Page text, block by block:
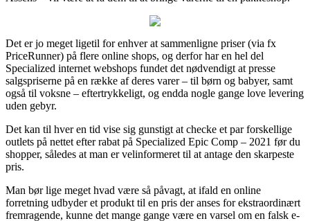
Det er jo meget ligetil for enhver at sammenligne priser (via fx
PriceRunner) på flere online shops, og derfor har en hel del
Specialized internet webshops fundet det nødvendigt at presse
salgspriserne på en række af deres varer – til børn og babyer, samt
også til voksne – eftertrykkeligt, og endda nogle gange love levering
uden gebyr.
Det kan til hver en tid vise sig gunstigt at checke et par forskellige
outlets på nettet efter rabat på Specialized Epic Comp – 2021 før du
shopper, således at man er velinformeret til at antage den skarpeste
pris.
Man bør lige meget hvad være så påvagt, at ifald en online
forretning udbyder et produkt til en pris der anses for ekstraordinært
fremragende, kunne det mange gange være en varsel om en falsk e-